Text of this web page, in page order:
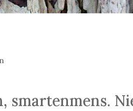
smartenmens.